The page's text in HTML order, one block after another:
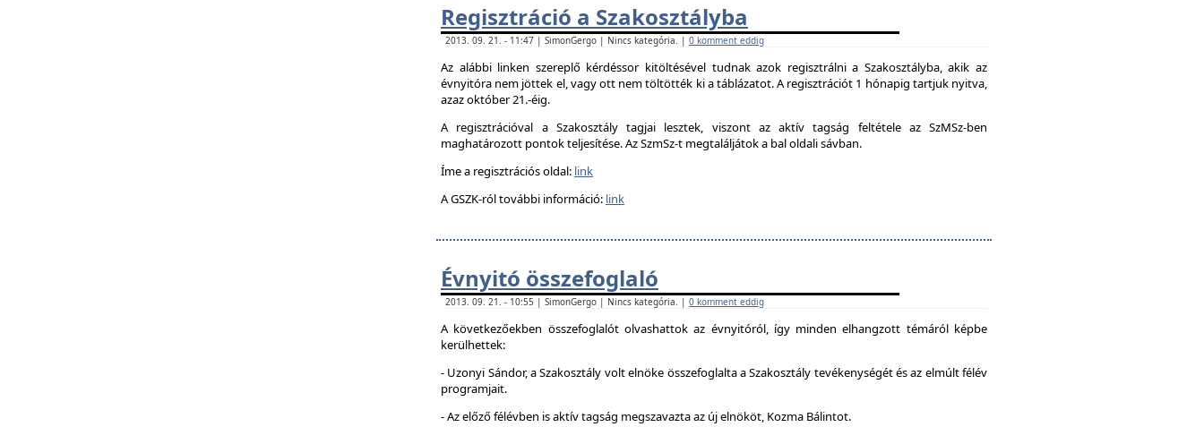
Regisztráció a Szakosztályba
2013. 09. 21. - 11:47 | SimonGergo | Nincs kategória. | 0 komment eddig
Az alábbi linken szereplő kérdéssor kitöltésével tudnak azok regisztrálni a Szakosztályba, akik az
évnyitóra nem jöttek el, vagy ott nem töltötték ki a táblázatot. A regisztrációt 1 hónapig tartjuk nyitva,
azaz október 21.-éig.
A regisztrációval a Szakosztály tagjai lesztek, viszont az aktív tagság feltétele az SzMSz-ben
maghatározott pontok teljesítése. Az SzmSz-t megtaláljátok a bal oldali sávban.
Íme a regisztrációs oldal: link
A GSZK-ról további információ: link
Évnyitó összefoglaló
2013. 09. 21. - 10:55 | SimonGergo | Nincs kategória. | 0 komment eddig
A következőekben összefoglalót olvashattok az évnyitóról, így minden elhangzott témáról képbe
kerülhettek:
- Uzonyi Sándor, a Szakosztály volt elnöke összefoglalta a Szakosztály tevékenységét és az elmúlt félév
programjait.
- Az előző félévben is aktív tagság megszavazta az új elnököt, Kozma Bálintot.